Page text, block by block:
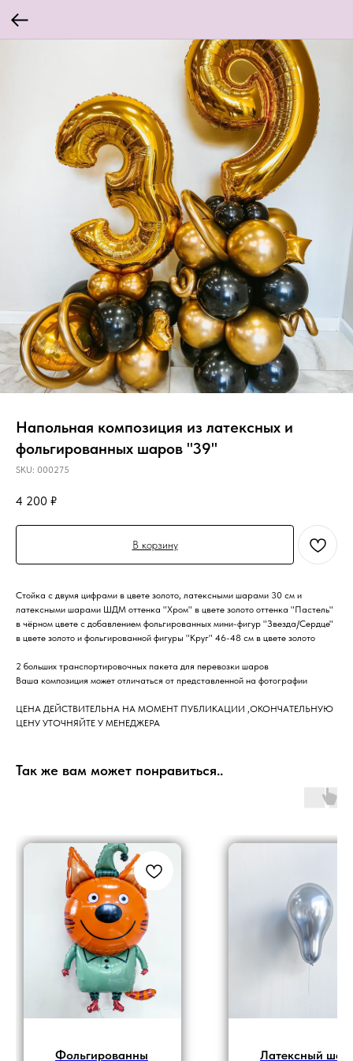
Напольная композиция из латексных и
фольгированных шаров "39"
SKU: 000275
4 200 ₽
В корзину
Стойка с двумя цифрами в цвете золото, латексными шарами 30 см и
латексными шарами ШДМ оттенка "Хром" в цвете золото оттенка "Пастель"
в чёрном цвете с добавлением фольгированных мини-фигур "Звезда/Сердце"
в цвете золото и фольгированной фигуры "Круг" 46-48 см в цвете золото
2 больших транспортировочных пакета для перевозки шаров
Ваша композиция может отличаться от представленной на фотографии
ЦЕНА ДЕЙСТВИТЕЛЬНА НА МОМЕНТ ПУБЛИКАЦИИ ,ОКОНЧАТЕЛЬНУЮ
ЦЕНУ УТОЧНЯЙТЕ У МЕНЕДЖЕРА
Так же вам может понравиться..
Фольгированны Латексный шар